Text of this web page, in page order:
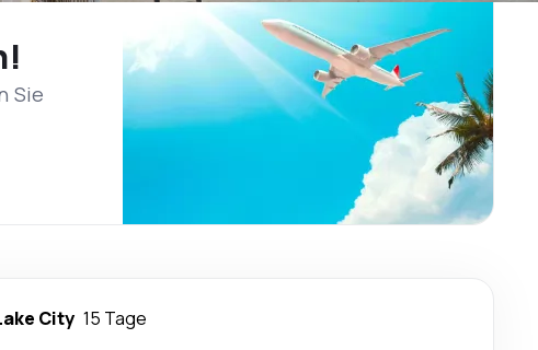
Sie
City 15 Tage